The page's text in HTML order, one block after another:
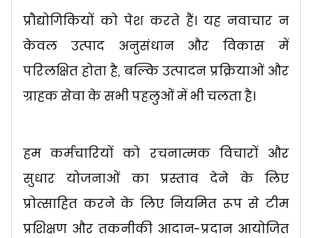
प्रौद्योगिकियों को पेश करते हैं। यह नवाचार न
केवल उत्पाद अनुसंधान और विकास में
परिलक्षित होता है, बल्कि उत्पादन प्रक्रियाओं और
ग्राहक सेवा के सभी पहलुओं में भी चलता है।
हम कर्मचारियों को रचनात्मक विचारों और
सुधार योजनाओं का प्रस्ताव देने के लिए
प्रोत्साहित करने के लिए नियमित रूप से टीम
प्रशिक्षण और तकनीकी आदान-प्रदान आयोजित